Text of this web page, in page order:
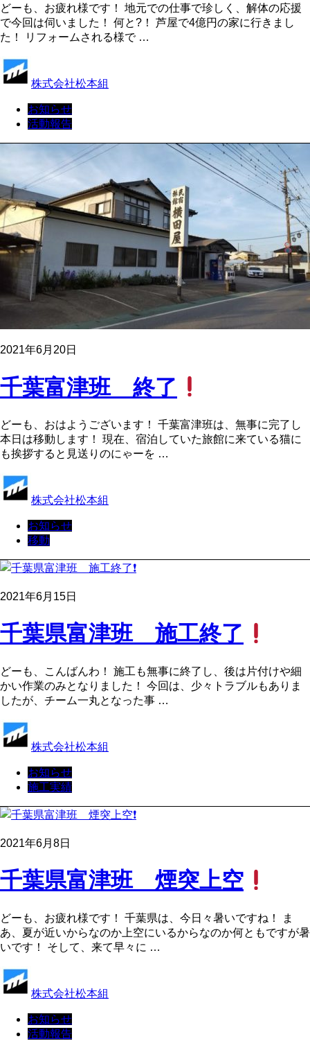
どーも、お疲れ様です！ 地元での仕事で珍しく、解体の応援
で今回は伺いました！ 何と?！ 芦屋で4億円の家に行きまし
た！ リフォームされる様で …
株式会社松本組
お知らせ
活動報告
2021年6月20日
千葉富津班 終了
どーも、おはようございます！ 千葉富津班は、無事に完了し
本日は移動します！ 現在、宿泊していた旅館に来ている猫に
も挨拶すると見送りのにゃーを …
株式会社松本組
お知らせ
移動
2021年6月15日
千葉県富津班 施工終了
どーも、こんばんわ！ 施工も無事に終了し、後は片付けや細
かい作業のみとなりました！ 今回は、少々トラブルもありま
したが、チーム一丸となった事 …
株式会社松本組
お知らせ
施工実績
2021年6月8日
千葉県富津班 煙突上空
どーも、お疲れ様です！ 千葉県は、今日々暑いですね！ ま
あ、夏が近いからなのか上空にいるからなのか何ともですが暑
いです！ そして、来て早々に …
株式会社松本組
お知らせ
活動報告